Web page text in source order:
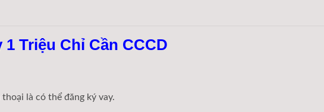
Triệu Chỉ Cần CCCD
là có thể đăng ký vay.